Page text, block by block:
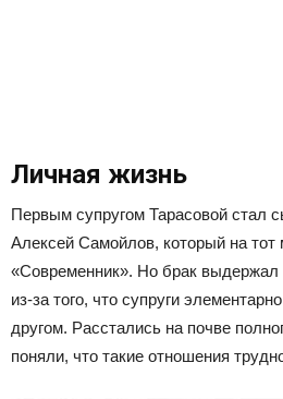
Личная жизнь
Первым супругом Тарасовой стал
Алексей Самойлов, который на тот
«Современник». Но брак выдержал
из-за того, что супруги
другом. Расстались на почве
поняли, что такие отношения